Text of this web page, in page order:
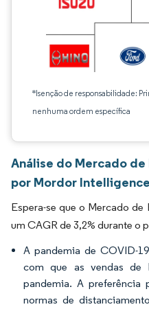
*Isenção de responsabilidade:
nenhuma ordem específica
Análise do Mercado de
por Mordor Intelligence
Espera-se que o Mercado de
um CAGR de 3,2% durante o
A pandemia de COVID-
com que as vendas de
pandemia. A preferência
normas de